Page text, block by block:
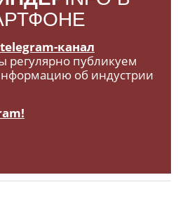
telegram-канал
регулярно публикуем
об индустрии